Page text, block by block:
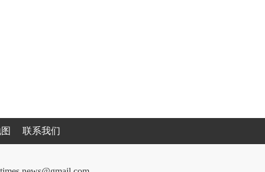
联系我们